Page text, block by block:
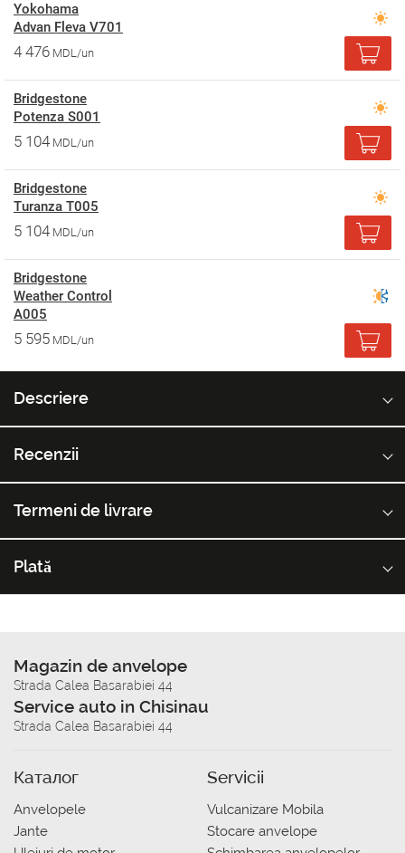
Yokohama
Advan Fleva V701
4 476 MDL/un
Bridgestone
Potenza S001
5 104 MDL/un
Bridgestone
Turanza T005
5 104 MDL/un
Bridgestone
Weather Control
A005
5 595 MDL/un
Descriere
Recenzii
Termeni de livrare
Plată
Magazin de anvelope
Strada Calea Basarabiei 44
Service auto in Chisinau
Strada Calea Basarabiei 44
Каталог
Anvelopele
Jante
Servicii
Vulcanizare Mobila
Stocare anvelope